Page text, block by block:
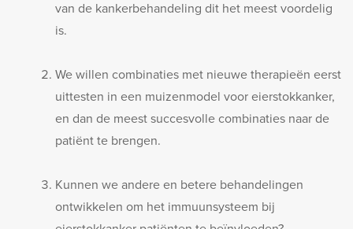
van de kankerbehandeling dit het meest voordelig
is.
We willen combinaties met nieuwe therapieën eerst
uittesten in een muizenmodel voor eierstokkanker,
en dan de meest succesvolle combinaties naar de
patiënt te brengen.
Kunnen we andere en betere behandelingen
ontwikkelen om het immuunsysteem bij